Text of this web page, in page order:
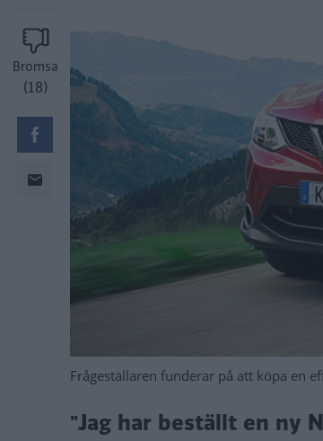
Bromsa
(18)
Frågeställaren funderar på att köpa en
"Jag har beställt en ny